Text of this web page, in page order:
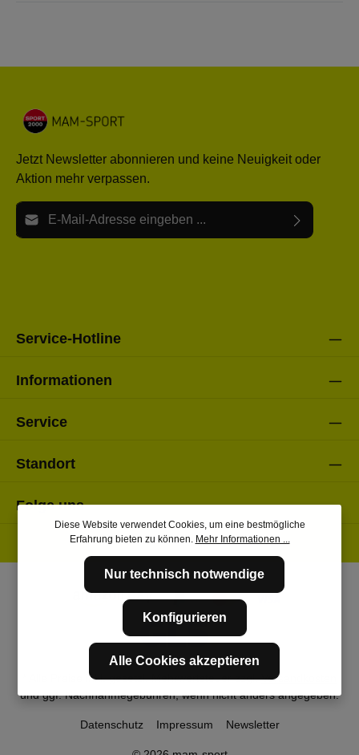
Jetzt Newsletter abonnieren und keine Neuigkeit oder
Aktion mehr verpassen.
E-Mail-Adresse*
Service-Hotline
Informationen
Service
Standort
Folge uns
* Alle Preise inkl. gesetzl. Mehrwertsteuer zzgl.Versandkosten
und ggf. Nachnahmegebühren, wenn nicht anders angegeben.
Datenschutz Impressum Newsletter
Diese Website verwendet Cookies, um eine bestmögliche
Erfahrung bieten zu können. Mehr Informationen ...
Nur technisch notwendige
Konfigurieren
Alle Cookies akzeptieren